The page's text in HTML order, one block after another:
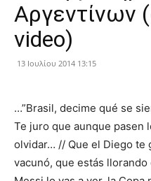
Αργεντίνων
video)
13 Ιουλίου 2014 13:15
…”Brasil, decime qué se
Te juro que aunque pasen
olvidar… // Que el Diego te
vacunó, que estás